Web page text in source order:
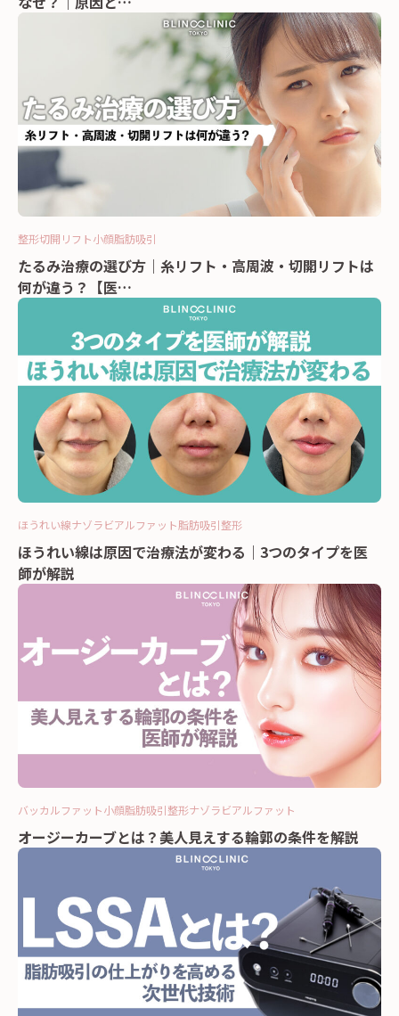
整形切開リフト小顔脂肪吸引
たるみ治療の選び方｜糸リフト・高周波・切開リフトは
何が違う？【医…
ほうれい線ナゾラビアルファット脂肪吸引整形
ほうれい線は原因で治療法が変わる｜3つのタイプを医
師が解説
バッカルファット小顔脂肪吸引整形ナゾラビアルファット
オージーカーブとは？美人見えする輪郭の条件を解説